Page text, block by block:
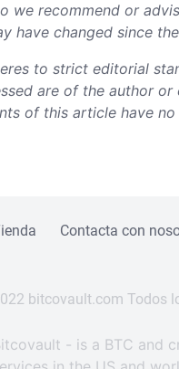
we recommend or
have changed since
to strict editorial
are of the author
of this article have
bitcovault.com Todos
Contacta con
- is a BTC and